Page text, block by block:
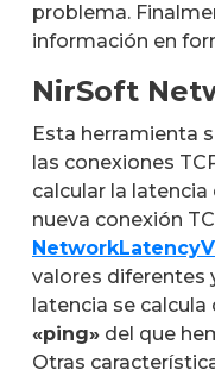
problema.
información en
NirSoft
Esta herramienta
las conexiones
calcular la
nueva conexión
valores diferentes
latencia se
«ping» del que
Otras